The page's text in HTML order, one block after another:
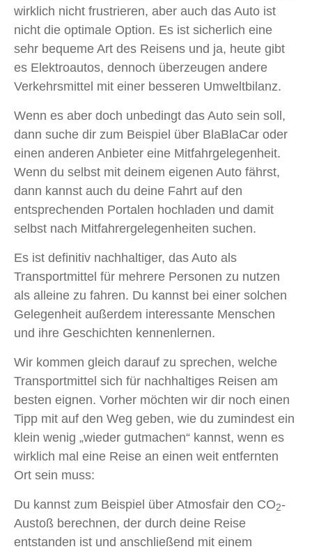
wirklich nicht frustrieren, aber auch das Auto ist
nicht die optimale Option. Es ist sicherlich eine
sehr bequeme Art des Reisens und ja, heute gibt
es Elektroautos, dennoch überzeugen andere
Verkehrsmittel mit einer besseren Umweltbilanz.
Wenn es aber doch unbedingt das Auto sein soll,
dann suche dir zum Beispiel über BlaBlaCar oder
einen anderen Anbieter eine Mitfahrgelegenheit.
Wenn du selbst mit deinem eigenen Auto fährst,
dann kannst auch du deine Fahrt auf den
entsprechenden Portalen hochladen und damit
selbst nach Mitfahrergelegenheiten suchen.
Es ist definitiv nachhaltiger, das Auto als
Transportmittel für mehrere Personen zu nutzen
als alleine zu fahren. Du kannst bei einer solchen
Gelegenheit außerdem interessante Menschen
und ihre Geschichten kennenlernen.
Wir kommen gleich darauf zu sprechen, welche
Transportmittel sich für nachhaltiges Reisen am
besten eignen. Vorher möchten wir dir noch einen
Tipp mit auf den Weg geben, wie du zumindest ein
klein wenig „wieder gutmachen“ kannst, wenn es
wirklich mal eine Reise an einen weit entfernten
Ort sein muss:
Du kannst zum Beispiel über Atmosfair den CO2-
Austoß berechnen, der durch deine Reise
entstanden ist und anschließend mit einem